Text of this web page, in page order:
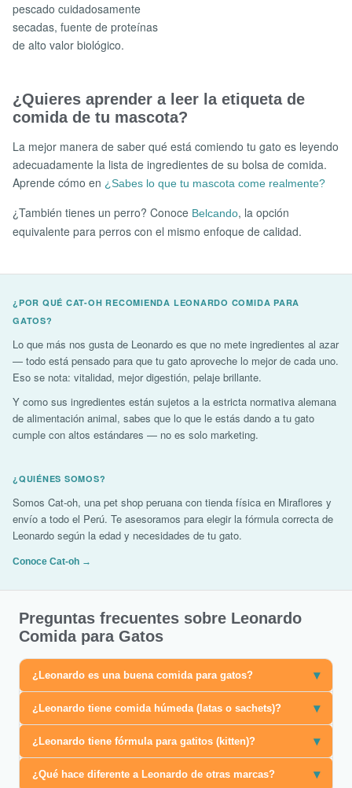
pescado cuidadosamente
secadas, fuente de proteínas
de alto valor biológico.
¿Quieres aprender a leer la etiqueta de
comida de tu mascota?
La mejor manera de saber qué está comiendo tu gato es leyendo
adecuadamente la lista de ingredientes de su bolsa de comida.
Aprende cómo en ¿Sabes lo que tu mascota come realmente?
¿También tienes un perro? Conoce Belcando, la opción
equivalente para perros con el mismo enfoque de calidad.
¿POR QUÉ CAT-OH RECOMIENDA LEONARDO COMIDA PARA
GATOS?
Lo que más nos gusta de Leonardo es que no mete ingredientes al azar
— todo está pensado para que tu gato aproveche lo mejor de cada uno.
Eso se nota: vitalidad, mejor digestión, pelaje brillante.
Y como sus ingredientes están sujetos a la estricta normativa alemana
de alimentación animal, sabes que lo que le estás dando a tu gato
cumple con altos estándares — no es solo marketing.
¿QUIÉNES SOMOS?
Somos Cat-oh, una pet shop peruana con tienda física en Miraflores y
envío a todo el Perú. Te asesoramos para elegir la fórmula correcta de
Leonardo según la edad y necesidades de tu gato.
Conoce Cat-oh →
Preguntas frecuentes sobre Leonardo
Comida para Gatos
¿Leonardo es una buena comida para gatos? ▾
¿Leonardo tiene comida húmeda (latas o sachets)? ▾
¿Leonardo tiene fórmula para gatitos (kitten)? ▾
¿Qué hace diferente a Leonardo de otras marcas? ▾